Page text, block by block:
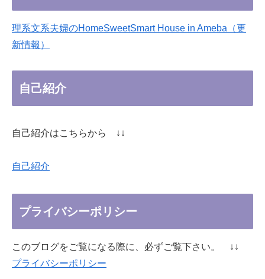
理系文系夫婦のHomeSweetSmart House in Ameba（更
新情報）
自己紹介
自己紹介はこちらから ↓↓
自己紹介
プライバシーポリシー
このブログをご覧になる際に、必ずご覧下さい。 ↓↓
プライバシーポリシー